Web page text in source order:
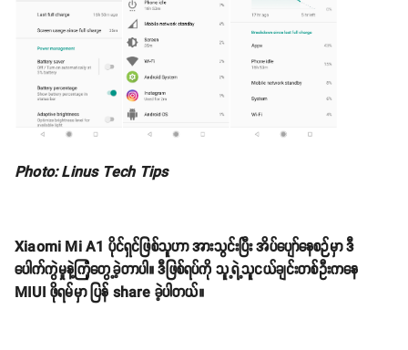
Photo: Linus Tech Tips
Xiaomi Mi A1 ပိုင်ရှင်ဖြစ်သူဟာ အားသွင်းပြီး အိပ်ပျော်နေစဉ်မှာ ဒီ
ပေါက်ကွဲမှုနဲ့ကြုံတွေ့ခဲ့တာပါ။ ဒီဖြစ်ရပ်ကို သူ့ရဲ့သူငယ်ချင်းတစ်ဦးကနေ
MIUI ဖိုရမ်မှာ ပြန် share ခဲ့ပါတယ်။